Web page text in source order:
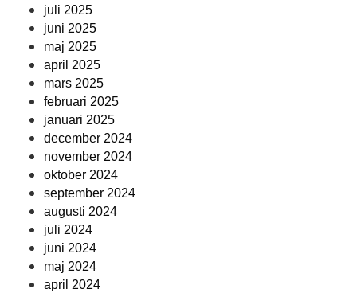
juli 2025
juni 2025
maj 2025
april 2025
mars 2025
februari 2025
januari 2025
december 2024
november 2024
oktober 2024
september 2024
augusti 2024
juli 2024
juni 2024
maj 2024
april 2024